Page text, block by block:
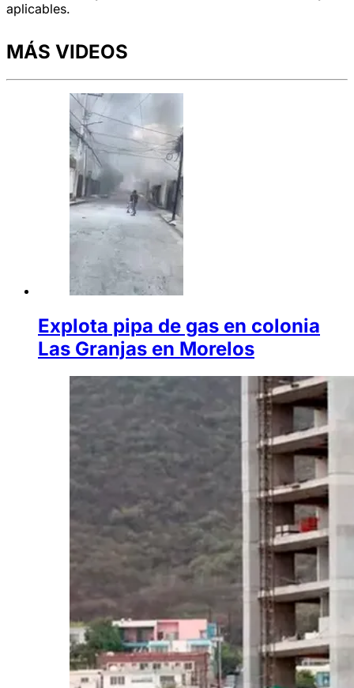
aplicables.
MÁS VIDEOS
Explota pipa de gas en colonia
Las Granjas en Morelos